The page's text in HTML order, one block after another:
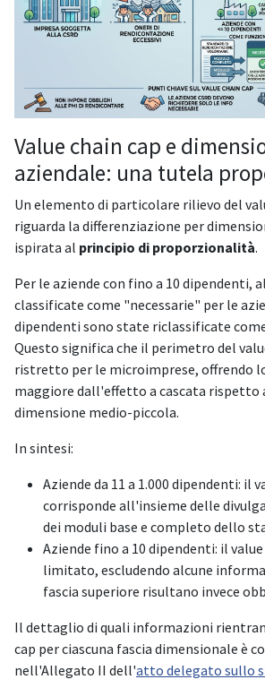
Value chain cap e
aziendale: una tutela
Un elemento di particolare rilievo del
riguarda la differenziazione per
ispirata al principio di proporzionalità.
Per le aziende con fino a 10 dipendenti,
classificate come "necessarie" per le
dipendenti sono state riclassificate
Questo significa che il perimetro del
ristretto per le microimprese, offrendo
maggiore dall'effetto a cascata rispetto
dimensione medio-piccola.
In sintesi:
Aziende da 11 a 1.000 dipendenti: il
corrisponde all'insieme delle
dei moduli base e completo dello
Aziende fino a 10 dipendenti: il
limitato, escludendo alcune
fascia superiore risultano invece
Il dettaglio di quali informazioni
cap per ciascuna fascia dimensionale è
nell'Allegato II dell'atto delegato sullo